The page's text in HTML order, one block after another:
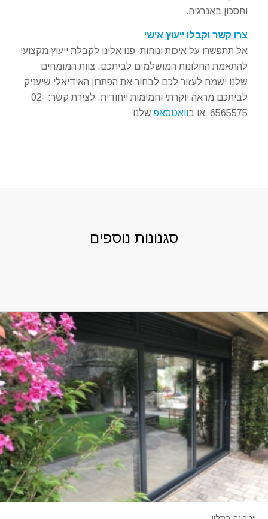
וחסכון באנרגיה.
צרו קשר וקבלו ייעוץ אישי
אל תתפשרו על איכות ונוחות פנו אלינו לקבלת ייעוץ מקצועי
להתאמת החלונות המושלמים לביתכם. צוות המומחים
שלנו ישמח לעזור לכם לבחור את הפתרון האידיאלי שיעניק
לביתכם מראה יוקרתי וחמימות ייחודית. לצירת קשר: 02-
6565575 או ב
וואטסאפשלנו
סגנונות נוספים